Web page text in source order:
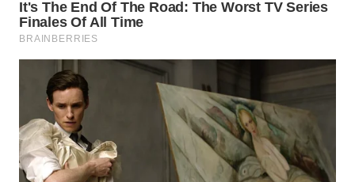
SAMOSIR
PADANG
LAWAS
WN
SUMEDANG